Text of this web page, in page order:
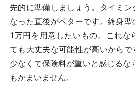
先的に準備しましょう。タイミ
なった直後がベターです。終身
1万円を用意したいもの。これな
ても大丈夫な可能性が高いから
少なくて保険料が重いと感じるな
もかまいません。